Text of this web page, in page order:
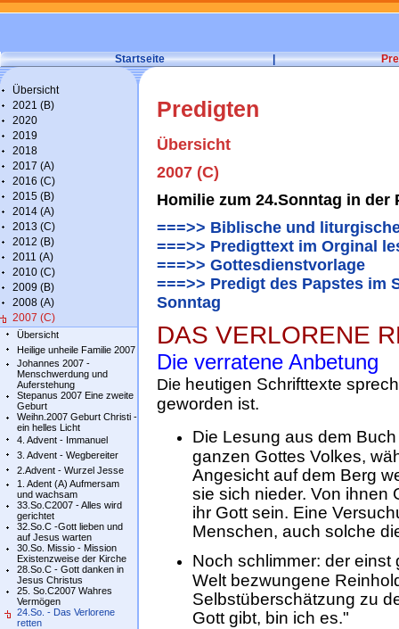
Startseite |
Übersicht
2021 (B)
2020
2019
2018
2017 (A)
2016 (C)
2015 (B)
2014 (A)
2013 (C)
2012 (B)
2011 (A)
2010 (C)
2009 (B)
2008 (A)
2007 (C)
Übersicht
Heilige unheile Familie 2007
Johannes 2007 -
Menschwerdung und
Auferstehung
Stepanus 2007 Eine zweite
Geburt
Weihn.2007 Geburt Christi -
ein helles Licht
4. Advent - Immanuel
3. Advent - Wegbereiter
2.Advent - Wurzel Jesse
1. Adent (A) Aufmersam
und wachsam
33.So.C2007 - Alles wird
gerichtet
32.So.C -Gott lieben und
auf Jesus warten
30.So. Missio - Mission
Existenzweise der Kirche
28.So.C - Gott danken in
Jesus Christus
25. So.C2007 Wahres
Vermögen
24.So. - Das Verlorene
retten
Predigten
Übersicht
2007 (C)
Homilie zum 24.Sonntag in
===>> Biblische und
===>> Predigttext im Orginal
===>> Gottesdienstvorlage
===>> Predigt des Papstes im
Sonntag
DAS VERLORENE
Die verratene Anbetung
Die heutigen Schrifttexte
geworden ist.
Die Lesung aus dem
ganzen Gottes Volkes,
Angesicht auf dem Berg
sie sich nieder. Von ihnen
ihr Gott sein. Eine
Menschen, auch solche
Noch schlimmer: der einst
Welt bezwungene
Selbstüberschätzung zu
Gott gibt, bin ich es."